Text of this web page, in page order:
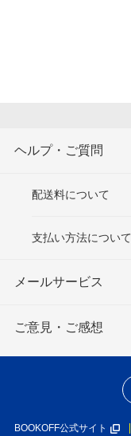
ヘルプ・ご質問
配送料について
支払い方法について
メールサービス
ご意見・ご感想
BOOKOFF公式サイト